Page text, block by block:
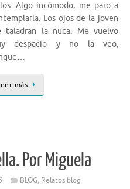
Algo incómodo, me paro a
Los ojos de la joven
taladran la nuca. Me vuelvo
despacio y no la veo,
más
Por Miguela
BLOG, Relatos blog